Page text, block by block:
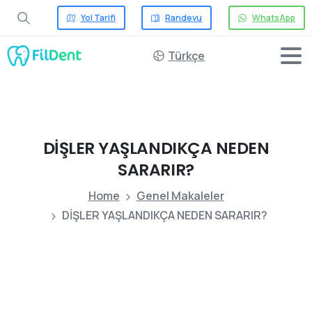
Yol Tarifi Randevu WhatsApp
Türkçe
DİŞLERYAŞLANDIKÇA NEDEN
SARARIR?
Home
Genel Makaleler
DİŞLER YAŞLANDIKÇA NEDEN SARARIR?